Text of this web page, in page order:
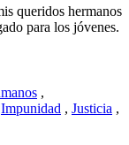
queridos hermanos
para los jóvenes.
,
Impunidad , Justicia ,